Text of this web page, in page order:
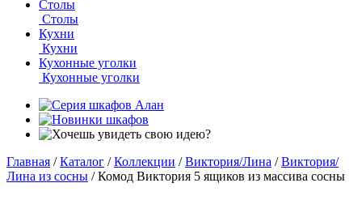
Столы
Столы
Кухни
Кухни
Кухонные уголки
Кухонные уголки
Главная / Каталог / Коллекции / Виктория/Лина / Виктория/
Лина из сосны / Комод Виктория 5 ящиков из массива сосны